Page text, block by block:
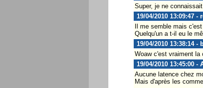
Super, je ne
19/04/2010 13:09:47 -
Il me semble mais
Quelqu'un a t-il eu le
19/04/2010 13:38:14 -
Woaw c'est vraiment
19/04/2010 13:45:00 -
Aucune latence chez
Mais d'après les